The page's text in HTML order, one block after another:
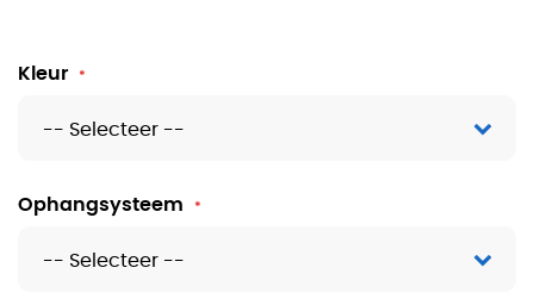
Kleur
Ophangsysteem